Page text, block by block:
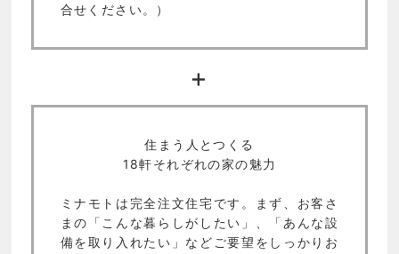
合せください。）
+
住まう人とつくる
18軒それぞれの家の魅力
ミナモトは完全注文住宅です。まず、お客さ
まの「こんな暮らしがしたい」、「あんな設
備を取り入れたい」などご要望をしっかりお